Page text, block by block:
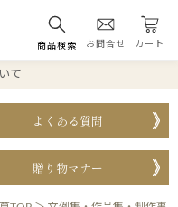
商品検索 お問合せ カート
て
よくある質問
贈り物マナー